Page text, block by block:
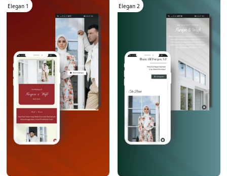
Elegan 1 Elegan 2